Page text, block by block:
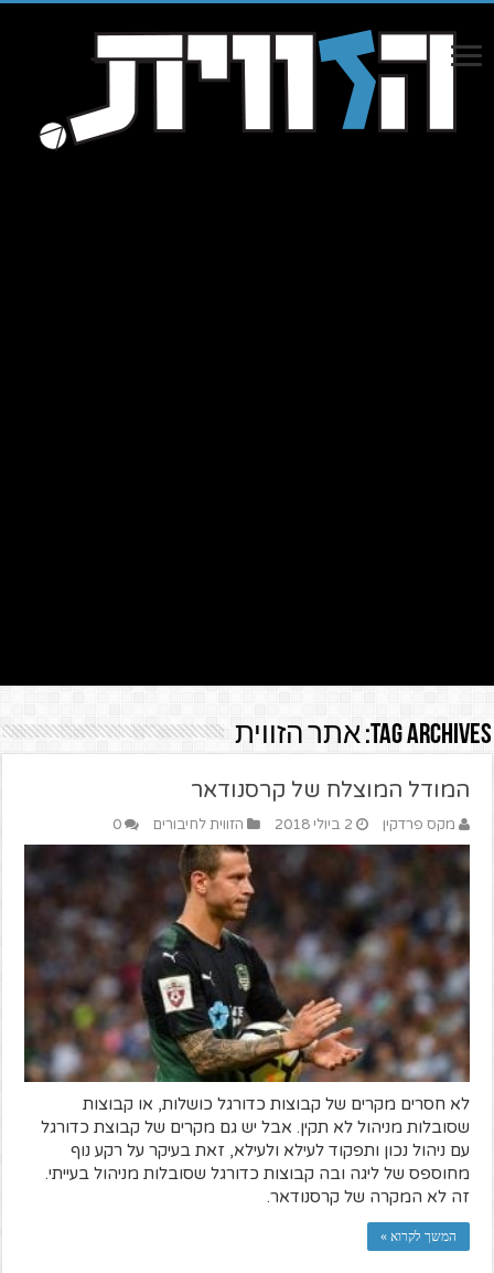
Tag Archives: אתר הזווית
המודל המוצלח של קרסנודאר
מקס פרדקין 2 ביולי 2018 הזווית לחיבורים 0
לא חסרים מקרים של קבוצות כדורגל כושלות, או קבוצות
שסובלות מניהול לא תקין. אבל יש גם מקרים של קבוצת כדורגל
עם ניהול נכון ותפקוד לעילא ולעילא, זאת בעיקר על רקע נוף
מחוספס של ליגה ובה קבוצות כדורגל שסובלות מניהול בעייתי.
זה לא המקרה של קרסנודאר.
המשך לקרוא »